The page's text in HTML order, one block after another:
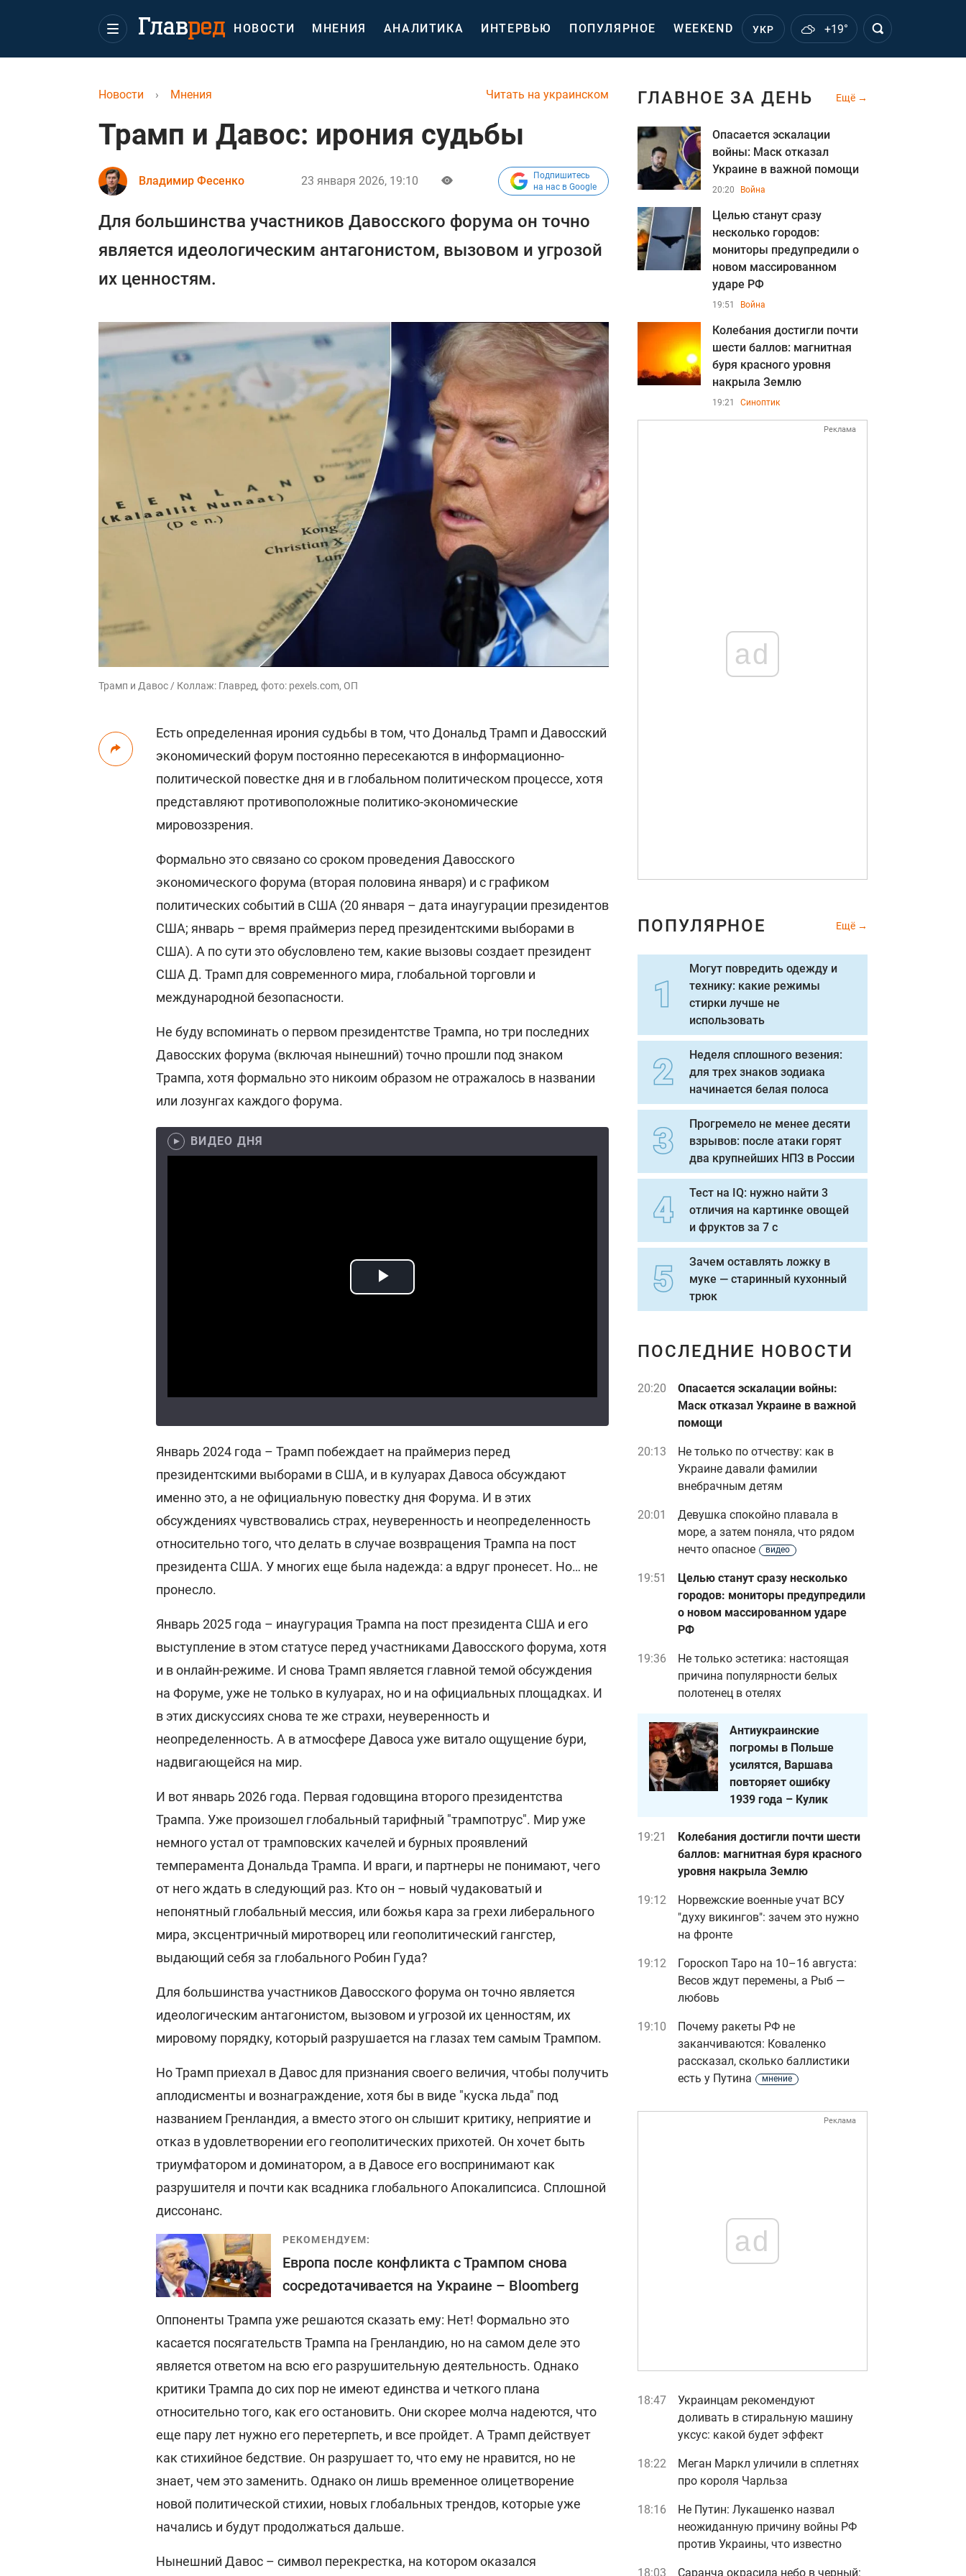
НОВОСТИ МНЕНИЯ АНАЛИТИКА ИНТЕРВЬЮ ПОПУЛЯРНОЕ WEEKEND УКР +19°
Читать на украинском
Новости › Мнения
Трамп и Давос: ирония судьбы
Владимир Фесенко 23 января 2026, 19:10
Подпишитесь
на нас в Google
Для большинства участников Давосского форума он точно
является идеологическим антагонистом, вызовом и угрозой
их ценностям.
Трамп и Давос / Коллаж: Главред, фото: pexels.com, ОП
Есть определенная ирония судьбы в том, что Дональд Трамп и Давосский
экономический форум постоянно пересекаются в информационно-
политической повестке дня и в глобальном политическом процессе, хотя
представляют противоположные политико-экономические
мировоззрения.
Формально это связано со сроком проведения Давосского
экономического форума (вторая половина января) и с графиком
политических событий в США (20 января – дата инаугурации президентов
США; январь – время праймериз перед президентскими выборами в
США). А по сути это обусловлено тем, какие вызовы создает президент
США Д. Трамп для современного мира, глобальной торговли и
международной безопасности.
Не буду вспоминать о первом президентстве Трампа, но три последних
Давосских форума (включая нынешний) точно прошли под знаком
Трампа, хотя формально это никоим образом не отражалось в названии
или лозунгах каждого форума.
ВИДЕО ДНЯ
Январь 2024 года – Трамп побеждает на праймериз перед
президентскими выборами в США, и в кулуарах Давоса обсуждают
именно это, а не официальную повестку дня Форума. И в этих
обсуждениях чувствовались страх, неуверенность и неопределенность
относительно того, что делать в случае возвращения Трампа на пост
президента США. У многих еще была надежда: а вдруг пронесет. Но… не
пронесло.
Январь 2025 года – инаугурация Трампа на пост президента США и его
выступление в этом статусе перед участниками Давосского форума, хотя
и в онлайн-режиме. И снова Трамп является главной темой обсуждения
на Форуме, уже не только в кулуарах, но и на официальных площадках. И
в этих дискуссиях снова те же страхи, неуверенность и
неопределенность. А в атмосфере Давоса уже витало ощущение бури,
надвигающейся на мир.
И вот январь 2026 года. Первая годовщина второго президентства
Трампа. Уже произошел глобальный тарифный "трампотрус". Мир уже
немного устал от трамповских качелей и бурных проявлений
темперамента Дональда Трампа. И враги, и партнеры не понимают, чего
от него ждать в следующий раз. Кто он – новый чудаковатый и
непонятный глобальный мессия, или божья кара за грехи либерального
мира, эксцентричный миротворец или геополитический гангстер,
выдающий себя за глобального Робин Гуда?
Для большинства участников Давосского форума он точно является
идеологическим антагонистом, вызовом и угрозой их ценностям, их
мировому порядку, который разрушается на глазах тем самым Трампом.
Но Трамп приехал в Давос для признания своего величия, чтобы получить
аплодисменты и вознаграждение, хотя бы в виде "куска льда" под
названием Гренландия, а вместо этого он слышит критику, неприятие и
отказ в удовлетворении его геополитических прихотей. Он хочет быть
триумфатором и доминатором, а в Давосе его воспринимают как
разрушителя и почти как всадника глобального Апокалипсиса. Сплошной
диссонанс.
РЕКОМЕНДУЕМ:
Европа после конфликта с Трампом снова
сосредотачивается на Украине – Bloomberg
Оппоненты Трампа уже решаются сказать ему: Нет! Формально это
касается посягательств Трампа на Гренландию, но на самом деле это
является ответом на всю его разрушительную деятельность. Однако
критики Трампа до сих пор не имеют единства и четкого плана
относительно того, как его остановить. Они скорее молча надеются, что
еще пару лет нужно его перетерпеть, и все пройдет. А Трамп действует
как стихийное бедствие. Он разрушает то, что ему не нравится, но не
знает, чем это заменить. Однако он лишь временное олицетворение
новой политической стихии, новых глобальных трендов, которые уже
начались и будут продолжаться дальше.
Нынешний Давос – символ перекрестка, на котором оказался
ГЛАВНОЕ ЗА ДЕНЬ Ещё
Опасается эскалации
войны: Маск отказал
Украине в важной помощи
20:20 Война
Целью станут сразу
несколько городов:
мониторы предупредили о
новом массированном
ударе РФ
19:51 Война
Колебания достигли почти
шести баллов: магнитная
буря красного уровня
накрыла Землю
19:21 Синоптик
Реклама
ad
ПОПУЛЯРНОЕ Ещё
Могут повредить одежду и
технику: какие режимы
стирки лучше не
использовать
Неделя сплошного везения:
для трех знаков зодиака
начинается белая полоса
Прогремело не менее десяти
взрывов: после атаки горят
два крупнейших НПЗ в России
Тест на IQ: нужно найти 3
отличия на картинке овощей
и фруктов за 7 с
Зачем оставлять ложку в
муке — старинный кухонный
трюк
ПОСЛЕДНИЕ НОВОСТИ
20:20
Опасается эскалации войны:
Маск отказал Украине в важной
помощи
20:13
Не только по отчеству: как в
Украине давали фамилии
внебрачным детям
20:01
Девушка спокойно плавала в
море, а затем поняла, что рядом
нечто опасное
видео
19:51
Целью станут сразу несколько
городов: мониторы предупредили
о новом массированном ударе
РФ
19:36
Не только эстетика: настоящая
причина популярности белых
полотенец в отелях
Антиукраинские
погромы в Польше
усилятся, Варшава
повторяет ошибку
1939 года – Кулик
19:21
Колебания достигли почти шести
баллов: магнитная буря красного
уровня накрыла Землю
19:12
Норвежские военные учат ВСУ
"духу викингов": зачем это нужно
на фронте
19:12
Гороскоп Таро на 10–16 августа:
Весов ждут перемены, а Рыб —
любовь
19:10
Почему ракеты РФ не
заканчиваются: Коваленко
рассказал, сколько баллистики
есть у Путина
мнение
Реклама
ad
18:47
Украинцам рекомендуют
доливать в стиральную машину
уксус: какой будет эффект
18:22
Меган Маркл уличили в сплетнях
про короля Чарльза
18:16
Не Путин: Лукашенко назвал
неожиданную причину войны РФ
против Украины, что известно
18:03 Саранча окрасила небо в черный: